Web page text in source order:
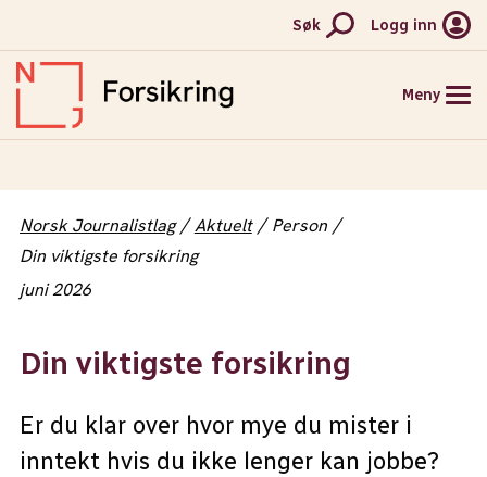
Søk Logg inn
Meny
HJEM
PRISER
MELD SKADE
Norsk Journalistlag Aktuelt
Person
Din viktigste forsikring
juni 2026
Din viktigste forsikring
Er du klar over hvor mye du mister i
inntekt hvis du ikke lenger kan jobbe?